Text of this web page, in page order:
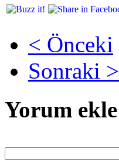
< Önceki
Sonraki >
Yorum ekle